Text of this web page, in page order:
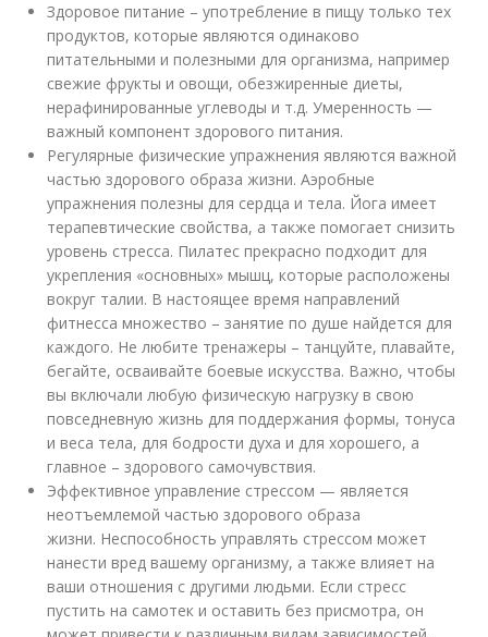
Здоровое питание – употребление в пищу только тех
продуктов, которые являются одинаково
питательными и полезными для организма, например
свежие фрукты и овощи, обезжиренные диеты,
нерафинированные углеводы и т.д. Умеренность —
важный компонент здорового питания.
Регулярные физические упражнения являются важной
частью здорового образа жизни. Аэробные
упражнения полезны для сердца и тела. Йога имеет
терапевтические свойства, а также помогает снизить
уровень стресса. Пилатес прекрасно подходит для
укрепления «основных» мышц, которые расположены
вокруг талии. В настоящее время направлений
фитнесса множество – занятие по душе найдется для
каждого. Не любите тренажеры – танцуйте, плавайте,
бегайте, осваивайте боевые искусства. Важно, чтобы
вы включали любую физическую нагрузку в свою
повседневную жизнь для поддержания формы, тонуса
и веса тела, для бодрости духа и для хорошего, а
главное – здорового самочувствия.
Эффективное управление стрессом — является
неотъемлемой частью здорового образа
жизни. Неспособность управлять стрессом может
нанести вред вашему организму, а также влияет на
ваши отношения с другими людьми. Если стресс
пустить на самотек и оставить без присмотра, он